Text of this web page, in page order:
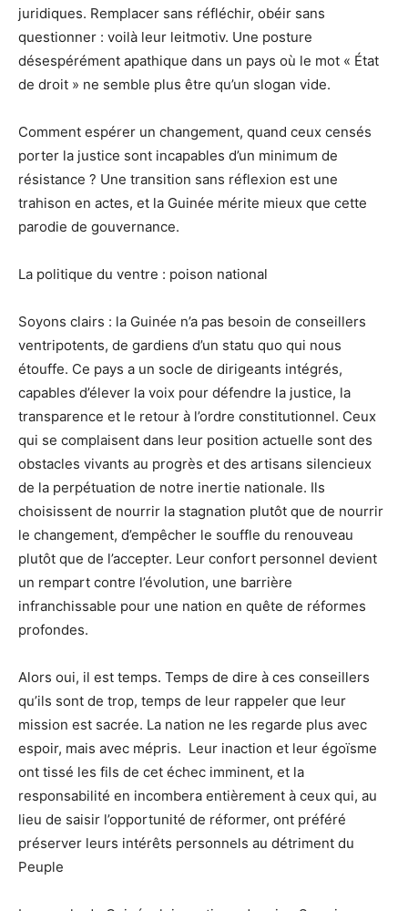
juridiques. Remplacer sans réfléchir, obéir sans
questionner : voilà leur leitmotiv. Une posture
désespérément apathique dans un pays où le mot « État
de droit » ne semble plus être qu’un slogan vide.
Comment espérer un changement, quand ceux censés
porter la justice sont incapables d’un minimum de
résistance ? Une transition sans réflexion est une
trahison en actes, et la Guinée mérite mieux que cette
parodie de gouvernance.
La politique du ventre : poison national
Soyons clairs : la Guinée n’a pas besoin de conseillers
ventripotents, de gardiens d’un statu quo qui nous
étouffe. Ce pays a un socle de dirigeants intégrés,
capables d’élever la voix pour défendre la justice, la
transparence et le retour à l’ordre constitutionnel. Ceux
qui se complaisent dans leur position actuelle sont des
obstacles vivants au progrès et des artisans silencieux
de la perpétuation de notre inertie nationale. Ils
choisissent de nourrir la stagnation plutôt que de nourrir
le changement, d’empêcher le souffle du renouveau
plutôt que de l’accepter. Leur confort personnel devient
un rempart contre l’évolution, une barrière
infranchissable pour une nation en quête de réformes
profondes.
Alors oui, il est temps. Temps de dire à ces conseillers
qu’ils sont de trop, temps de leur rappeler que leur
mission est sacrée. La nation ne les regarde plus avec
espoir, mais avec mépris. Leur inaction et leur égoïsme
ont tissé les fils de cet échec imminent, et la
responsabilité en incombera entièrement à ceux qui, au
lieu de saisir l’opportunité de réformer, ont préféré
préserver leurs intérêts personnels au détriment du
Peuple